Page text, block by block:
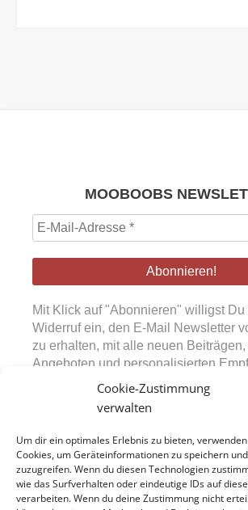
Cookie-Zustimmung
verwalten
Um dir ein optimales Erlebnis zu bieten,
Cookies, um Geräteinformationen zu speichern
zuzugreifen. Wenn du diesen Technologien
wie das Surfverhalten oder eindeutige IDs auf
verarbeiten. Wenn du deine Zustimmung nicht
MOOBOOBS
E-
Mail-
Adresse
Mit Klick auf "Abonnieren" willigst Du
Widerruf ein, den E-Mail Newsletter
zu erhalten, mit alle neuen
Angeboten und personalisierten
Diese Einwilligung kann jederzeit
Mails bereitgestellten Abmeldelink
Du, unsere Datenschutzerklärung
Nutzungsbedingungen zur Kenntnis
haben.